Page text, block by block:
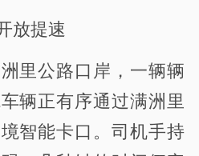
放提速
里公路口岸，一辆辆
辆正有序通过满洲里
智能卡口。司机手持